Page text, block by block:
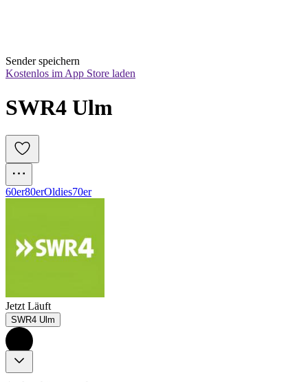
Sender speichern
Kostenlos im App Store laden
SWR4 Ulm
60er80erOldies70er
Jetzt Läuft
SWR4 Ulm